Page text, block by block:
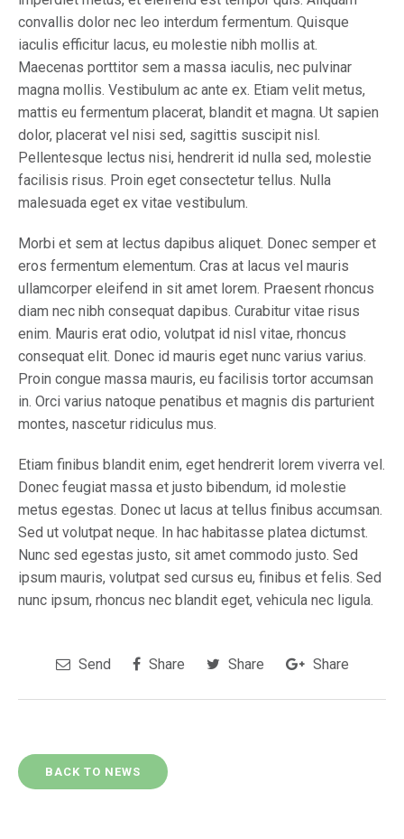
convallis dolor nec leo interdum fermentum. Quisque
iaculis efficitur lacus, eu molestie nibh mollis at.
Maecenas porttitor sem a massa iaculis, nec pulvinar
magna mollis. Vestibulum ac ante ex. Etiam velit metus,
mattis eu fermentum placerat, blandit et magna. Ut sapien
dolor, placerat vel nisi sed, sagittis suscipit nisl.
Pellentesque lectus nisi, hendrerit id nulla sed, molestie
facilisis risus. Proin eget consectetur tellus. Nulla
malesuada eget ex vitae vestibulum.
Morbi et sem at lectus dapibus aliquet. Donec semper et
eros fermentum elementum. Cras at lacus vel mauris
ullamcorper eleifend in sit amet lorem. Praesent rhoncus
diam nec nibh consequat dapibus. Curabitur vitae risus
enim. Mauris erat odio, volutpat id nisl vitae, rhoncus
consequat elit. Donec id mauris eget nunc varius varius.
Proin congue massa mauris, eu facilisis tortor accumsan
in. Orci varius natoque penatibus et magnis dis parturient
montes, nascetur ridiculus mus.
Etiam finibus blandit enim, eget hendrerit lorem viverra vel.
Donec feugiat massa et justo bibendum, id molestie
metus egestas. Donec ut lacus at tellus finibus accumsan.
Sed ut volutpat neque. In hac habitasse platea dictumst.
Nunc sed egestas justo, sit amet commodo justo. Sed
ipsum mauris, volutpat sed cursus eu, finibus et felis. Sed
nunc ipsum, rhoncus nec blandit eget, vehicula nec ligula.
Send Share Share Share
BACK TO NEWS